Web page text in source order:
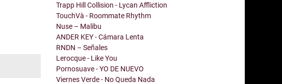
Trapp Hill Collision - Lycan Affliction
TouchVà - Roommate Rhythm
Nuse – Malibu
ANDER KEY - Cámara Lenta
RNDN – Señales
Lerocque - Like You
Pornosuave - YO DE NUEVO
Viernes Verde - No Queda Nada